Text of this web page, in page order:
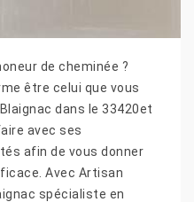
de cheminée ?
être celui que vous
dans le 33420et
avec ses
afin de vous donner
Avec Artisan
spécialiste en